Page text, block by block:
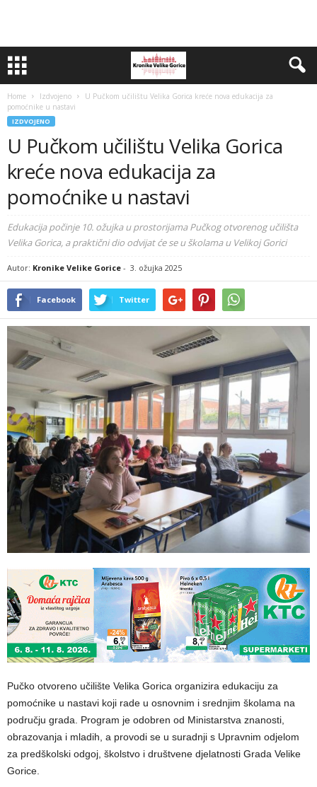
Home Izdvojeno
U Pučkom učilištu Velika Gorica kreće nova edukacija za
pomoćnike u nastavi
IZDVOJENO
U Pučkom učilištu Velika Gorica
kreće nova edukacija za
pomoćnike u nastavi
Edukacija počinje 10. ožujka u prostorijama Pučkog otvorenog učilišta
Velika Gorica, a praktični dio odvijat će se u školama u Velikoj Gorici
Autor: Kronike Velike Gorice - 3. ožujka 2025
Facebook Twitter
Pučko otvoreno učilište Velika Gorica organizira edukaciju za
pomoćnike u nastavi koji rade u osnovnim i srednjim školama na
području grada. Program je odobren od Ministarstva znanosti,
obrazovanja i mladih, a provodi se u suradnji s Upravnim odjelom
za predškolski odgoj, školstvo i društvene djelatnosti Grada Velike
Gorice.